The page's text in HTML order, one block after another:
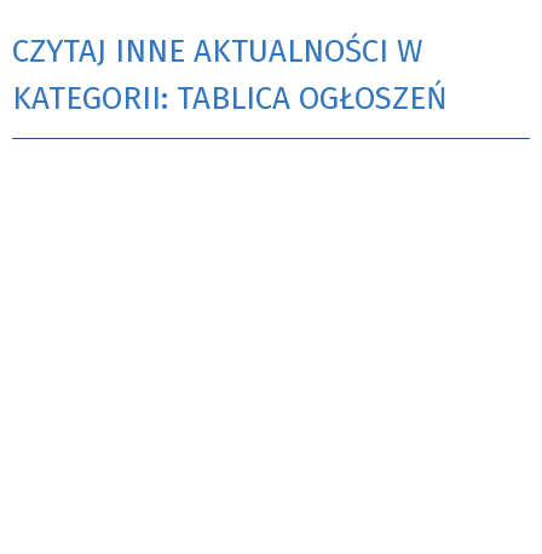
CZYTAJ INNE AKTUALNOŚCI W
KATEGORII: TABLICA OGŁOSZEŃ